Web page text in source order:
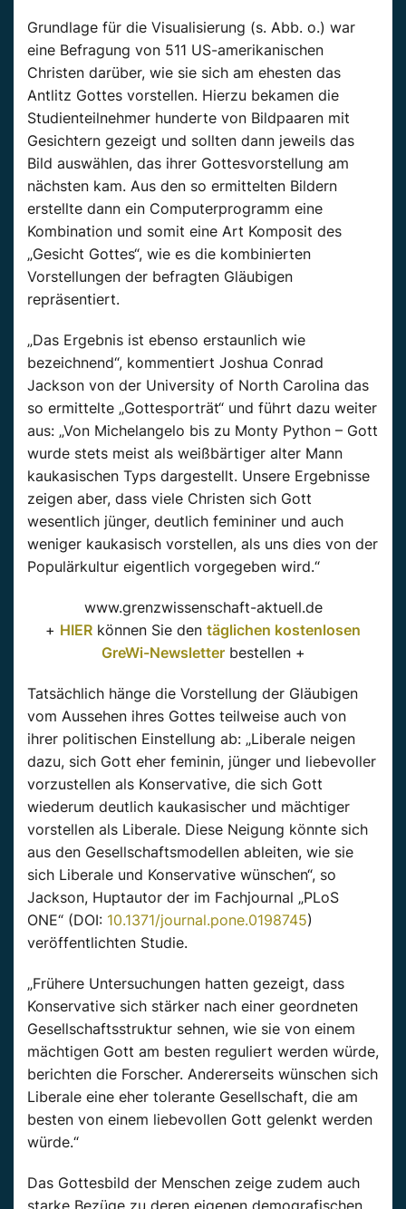
Grundlage für die Visualisierung (s. Abb. o.) war
eine Befragung von 511 US-amerikanischen
Christen darüber, wie sie sich am ehesten das
Antlitz Gottes vorstellen. Hierzu bekamen die
Studienteilnehmer hunderte von Bildpaaren mit
Gesichtern gezeigt und sollten dann jeweils das
Bild auswählen, das ihrer Gottesvorstellung am
nächsten kam. Aus den so ermittelten Bildern
erstellte dann ein Computerprogramm eine
Kombination und somit eine Art Komposit des
„Gesicht Gottes“, wie es die kombinierten
Vorstellungen der befragten Gläubigen
repräsentiert.
„Das Ergebnis ist ebenso erstaunlich wie
bezeichnend“, kommentiert Joshua Conrad
Jackson von der University of North Carolina das
so ermittelte „Gottesporträt“ und führt dazu weiter
aus: „Von Michelangelo bis zu Monty Python – Gott
wurde stets meist als weißbärtiger alter Mann
kaukasischen Typs dargestellt. Unsere Ergebnisse
zeigen aber, dass viele Christen sich Gott
wesentlich jünger, deutlich femininer und auch
weniger kaukasisch vorstellen, als uns dies von der
Populärkultur eigentlich vorgegeben wird.“
www.grenzwissenschaft-aktuell.de
+ HIER können Sie den täglichen kostenlosen
GreWi-Newsletterbestellen +
Tatsächlich hänge die Vorstellung der Gläubigen
vom Aussehen ihres Gottes teilweise auch von
ihrer politischen Einstellung ab: „Liberale neigen
dazu, sich Gott eher feminin, jünger und liebevoller
vorzustellen als Konservative, die sich Gott
wiederum deutlich kaukasischer und mächtiger
vorstellen als Liberale. Diese Neigung könnte sich
aus den Gesellschaftsmodellen ableiten, wie sie
sich Liberale und Konservative wünschen“, so
Jackson, Huptautor der im Fachjournal „PLoS
ONE“ (DOI: 10.1371/journal.pone.0198745)
veröffentlichten Studie.
„Frühere Untersuchungen hatten gezeigt, dass
Konservative sich stärker nach einer geordneten
Gesellschaftsstruktur sehnen, wie sie von einem
mächtigen Gott am besten reguliert werden würde,
berichten die Forscher. Andererseits wünschen sich
Liberale eine eher tolerante Gesellschaft, die am
besten von einem liebevollen Gott gelenkt werden
würde.“
Das Gottesbild der Menschen zeige zudem auch
starke Bezüge zu deren eigenen demografischen